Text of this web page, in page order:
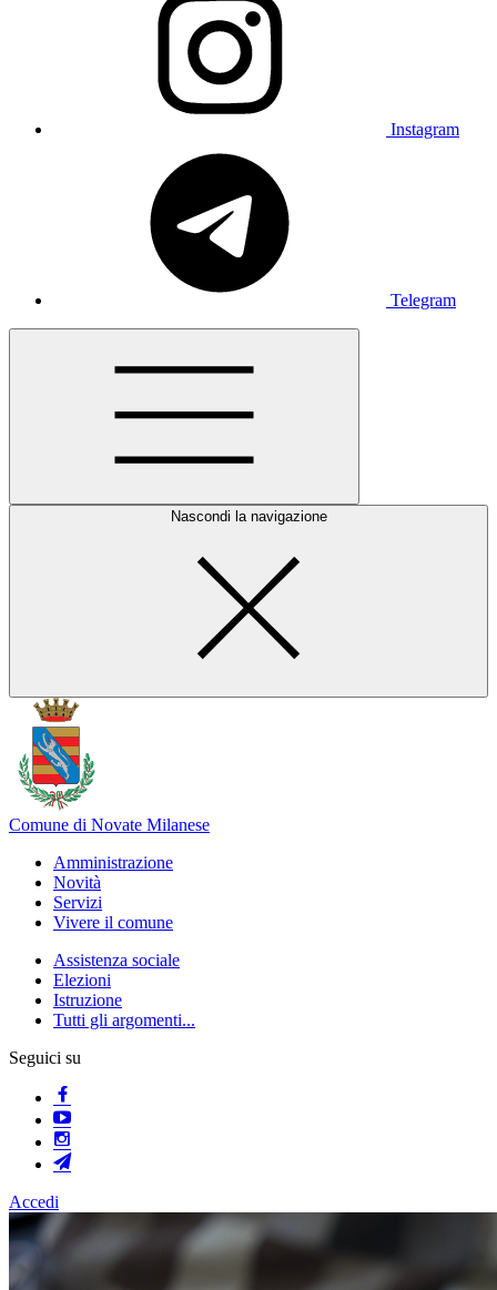
Instagram
Telegram
Nascondi la navigazione
Comune di Novate Milanese
Amministrazione
Novità
Servizi
Vivere il comune
Assistenza sociale
Elezioni
Istruzione
Tutti gli argomenti...
Seguici su
Accedi